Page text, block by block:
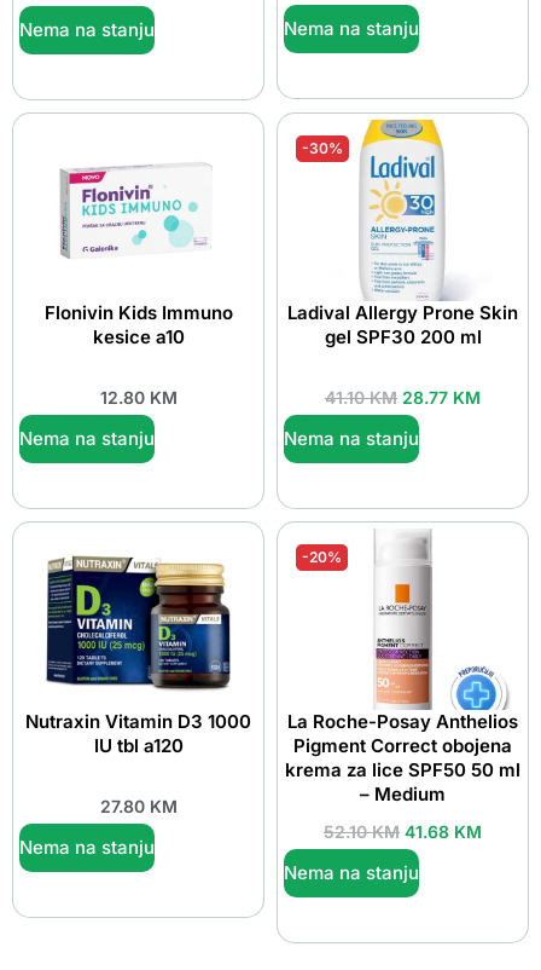
Nema na stanju Nema na stanju
Flonivin Kids Immuno
kesice a10
12.80 KM
Nema na stanju
-30%
Ladival Allergy Prone Skin
gel SPF30 200 ml
41.10KM 28.77 KM
Nema na stanju
Nutraxin Vitamin D3 1000
IU tbl a120
27.80 KM
Nema na stanju
-20%
La Roche-Posay Anthelios
Pigment Correct obojena
krema za lice SPF50 50 ml
– Medium
52.10KM 41.68 KM
Nema na stanju